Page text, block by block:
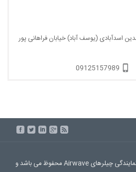
اسدآبادی (یوسف آباد) خیابان فراهانی پور
09125157989
تمامی حقوق این سایت نزد نمایندگی چیلرهای Airwave محفوظ می باشد و